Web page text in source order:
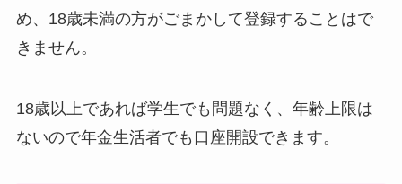
め、18歳未満の方がごまかして登録することはで
きません。
18歳以上であれば学生でも問題なく、年齢上限は
ないので年金生活者でも口座開設できます。